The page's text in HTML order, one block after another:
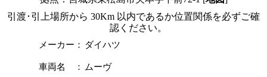
引渡･引上場所から 30Km 以内であるか位置関係を必ずご確
認ください。
メーカー： ダイハツ
車両名 ： ムーヴ